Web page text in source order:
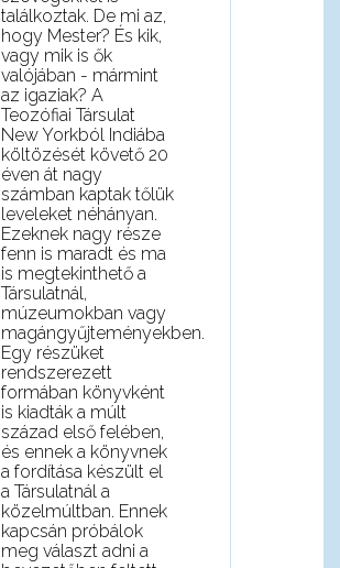
találkoztak. De mi az,
hogy Mester? És kik,
vagy mik is ők
valójában - mármint
az igaziak? A
Teozófiai Társulat
New Yorkból Indiába
költözését követő 20
éven át nagy
számban kaptak tőlük
leveleket néhányan.
Ezeknek nagy része
fenn is maradt és ma
is megtekinthető a
Társulatnál,
múzeumokban vagy
magángyűjteményekben.
Egy részüket
rendszerezett
formában könyvként
is kiadták a múlt
század első felében,
és ennek a könyvnek
a fordítása készült el
a Társulatnál a
közelmúltban. Ennek
kapcsán próbálok
meg választ adni a